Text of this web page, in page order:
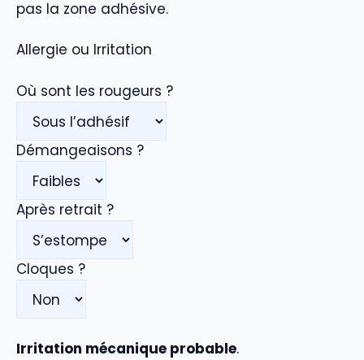
pas la zone adhésive.
Allergie ou Irritation
Où sont les rougeurs ?
Démangeaisons ?
Après retrait ?
Cloques ?
Irritation mécanique probable.